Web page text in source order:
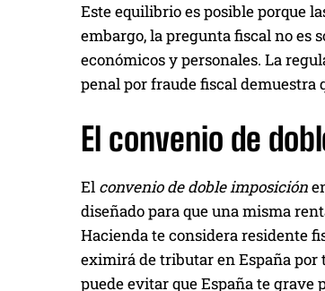
Este equilibrio es posible porque
embargo, la pregunta fiscal no es
económicos y personales. La
penal por fraude fiscal demuestra
El convenio de
El convenio de doble imposición
diseñado para que una misma
Hacienda te considera residente
eximirá de tributar en España por
puede evitar que España te grave